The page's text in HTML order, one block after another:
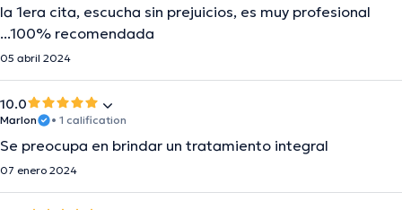
la 1era cita, escucha sin prejuicios, es muy profesional
...100% recomendada
05 abril 2024
10.0
Marlon • 1 calification
Se preocupa en brindar un tratamiento integral
07 enero 2024